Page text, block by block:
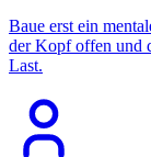
Baue erst ein
der Kopf offen und
Last.